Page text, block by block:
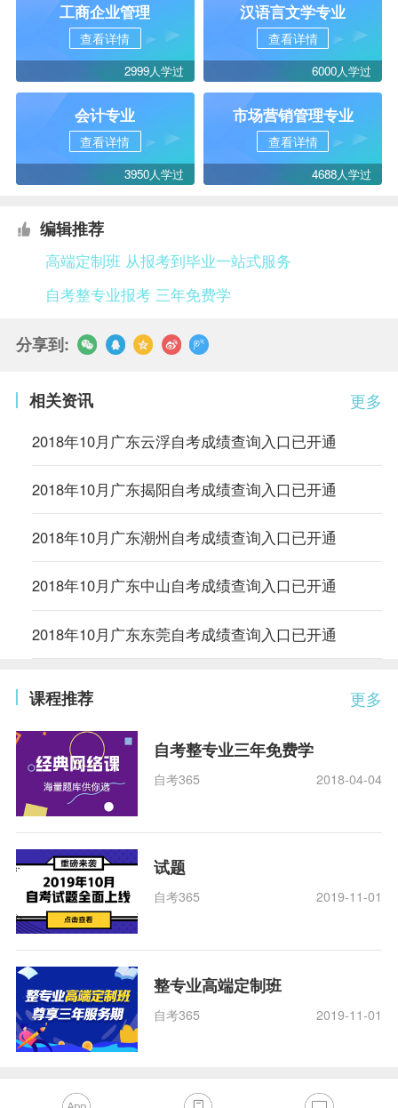
工商企业管理
查看详情
2999人学过
汉语言文学专业
查看详情
6000人学过
会计专业
查看详情
3950人学过
市场营销管理专业
查看详情
4688人学过
编辑推荐
高端定制班 从报考到毕业一站式服务
自考整专业报考 三年免费学
分享到:
更多
相关资讯
2018年10月广东云浮自考成绩查询入口已开通
2018年10月广东揭阳自考成绩查询入口已开通
2018年10月广东潮州自考成绩查询入口已开通
2018年10月广东中山自考成绩查询入口已开通
2018年10月广东东莞自考成绩查询入口已开通
更多
课程推荐
自考整专业三年免费学
自考365 2018-04-04
试题
自考365 2019-11-01
整专业高端定制班
自考365 2019-11-01